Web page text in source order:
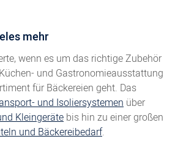
mehr
wenn es um das richtige Zubehör
und Gastronomieausstattung
für Bäckereien geht. Das
und Isoliersystemen über
Kleingeräte bis hin zu einer großen
und Bäckereibedarf.